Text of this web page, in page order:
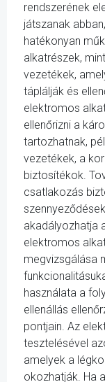
rendszerének
játszanak
hatékonyan
alkatrészek,
vezetékek,
táplálják és
elektromos
ellenőrizni a
tartozhatnak,
vezetékek, a
biztosítékok.
csatlakozás
akadályozhatja
elektromos
megvizsgálása
használata a
ellenállás
pontjain. Az
tesztelésével
amelyek a
okozhatják. Ha